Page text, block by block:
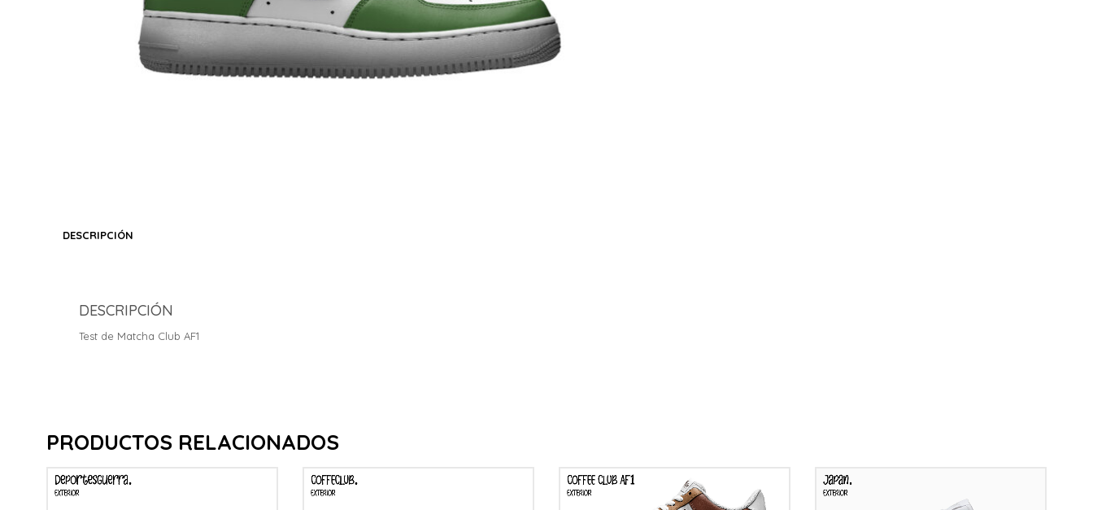
DESCRIPCIÓN
DESCRIPCIÓN
Test de Matcha Club AF1
PRODUCTOS RELACIONADOS